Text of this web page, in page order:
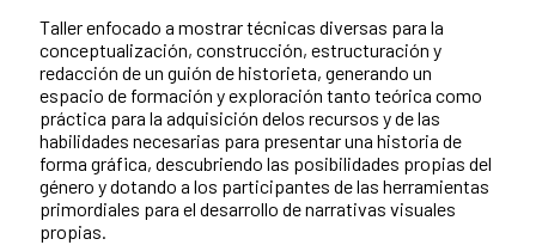
Taller enfocado a mostrar técnicas diversas para la
conceptualización, construcción, estructuración y
redacción de un guión de historieta, generando un
espacio de formación y exploración tanto teórica como
práctica para la adquisición delos recursos y de las
habilidades necesarias para presentar una historia de
forma gráfica, descubriendo las posibilidades propias del
género y dotando a los participantes de las herramientas
primordiales para el desarrollo de narrativas visuales
propias.